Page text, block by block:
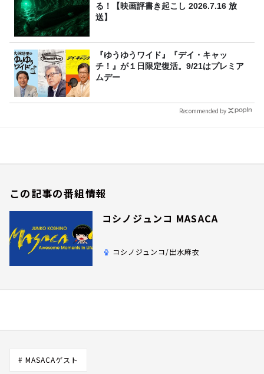
る！【映画評書き起こし 2026.7.16 放
送】
『ゆうゆうワイド』『デイ・キャッ
チ！』が１日限定復活。9/21はプレミア
ムデー
Recommended by
この記事の番組情報
コシノジュンコ MASACA
コシノジュンコ/出水麻衣
# MASACAゲスト